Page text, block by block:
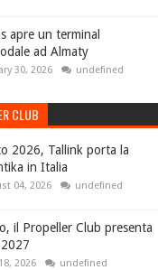
apre un terminal
ad Almaty
30, 2026 undefined
CLUB
2026, Tallink porta la
in Italia
04, 2026 undefined
il Propeller Club presenta
2026 undefined